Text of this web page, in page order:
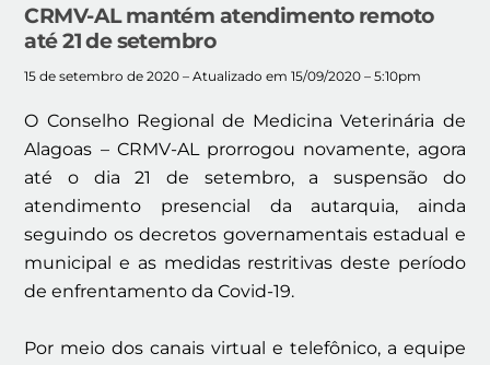
CRMV-AL mantém atendimento remoto
até 21 de setembro
15 de setembro de 2020 – Atualizado em 15/09/2020 – 5:10pm
O Conselho Regional de Medicina Veterinária de
Alagoas – CRMV-AL prorrogou novamente, agora
até o dia 21 de setembro, a suspensão do
atendimento presencial da autarquia, ainda
seguindo os decretos governamentais estadual e
municipal e as medidas restritivas deste período
de enfrentamento da Covid-19.
Por meio dos canais virtual e telefônico, a equipe